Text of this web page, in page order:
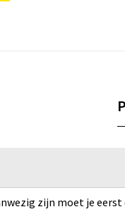
zijn moet je